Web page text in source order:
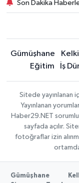
Son Dakika
Gümüşhane
Eğitim
İş
Sitede yayınlanan
Yayınlanan
Haber29.NET
sayfada açılır.
fotoğraflar izin
Gümüşhane